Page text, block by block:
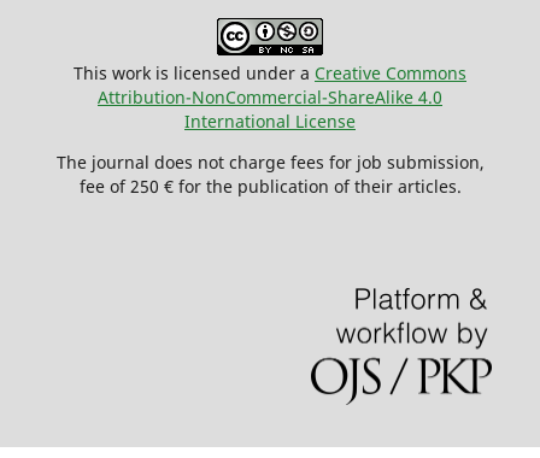
This work is licensed under a Creative Commons
Attribution-NonCommercial-ShareAlike 4.0
International License
The journal does not charge fees for job submission,
fee of 250 € for the publication of their articles.